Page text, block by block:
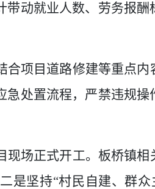
动就业人数、劳务报
合项目道路修建等重点
处置流程，严禁违规
场正式开工。板桥镇相
是坚持“村民自建、群